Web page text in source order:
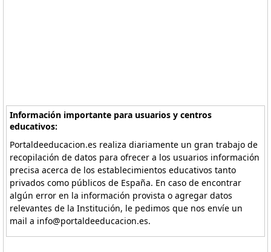
Información importante para usuarios y centros
educativos:
Portaldeeducacion.es realiza diariamente un gran trabajo de
recopilación de datos para ofrecer a los usuarios información
precisa acerca de los establecimientos educativos tanto
privados como públicos de España. En caso de encontrar
algún error en la información provista o agregar datos
relevantes de la Institución, le pedimos que nos envíe un
mail a info@portaldeeducacion.es.